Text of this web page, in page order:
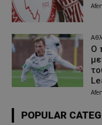
Ο
POPULAR